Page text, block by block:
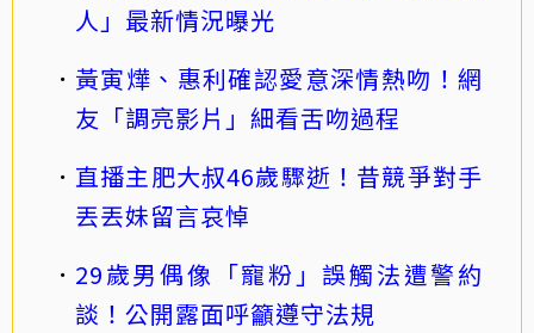
人」最新情況曝光
黃寅燁、惠利確認愛意深情熱吻！網
友「調亮影片」細看舌吻過程
直播主肥大叔46歲驟逝！昔競爭對手
丟丟妹留言哀悼
29歲男偶像「寵粉」誤觸法遭警約
談！公開露面呼籲遵守法規